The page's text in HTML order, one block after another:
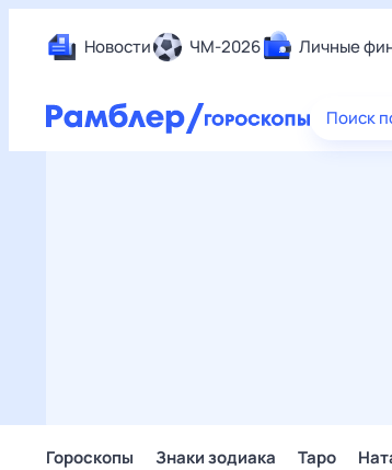
Новости ЧМ-2026 Личные
Поиск
Гороскопы Знаки зодиака Таро